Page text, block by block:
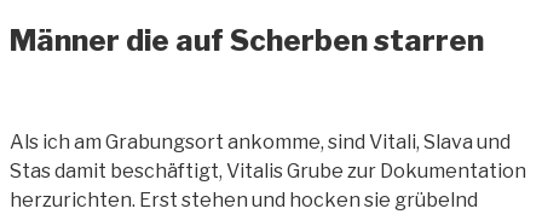
Männer die auf Scherben starren
Als ich am Grabungsort ankomme, sind Vitali, Slava und
Stas damit beschäftigt, Vitalis Grube zur Dokumentation
herzurichten. Erst stehen und hocken sie grübelnd